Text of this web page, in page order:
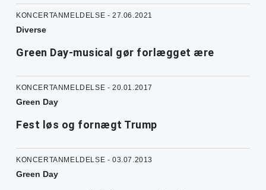
KONCERTANMELDELSE - 27.06.2021
Diverse
Green Day-musical gør forlægget ære
KONCERTANMELDELSE - 20.01.2017
Green Day
Fest løs og fornægt Trump
KONCERTANMELDELSE - 03.07.2013
Green Day